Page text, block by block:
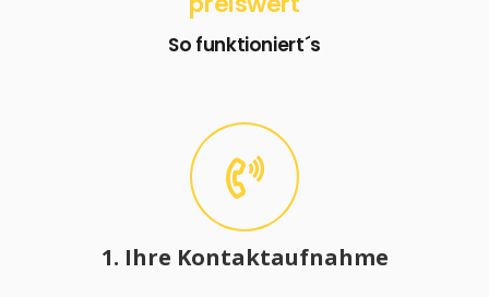
So funktioniert´s
1. Ihre Kontaktaufnahme